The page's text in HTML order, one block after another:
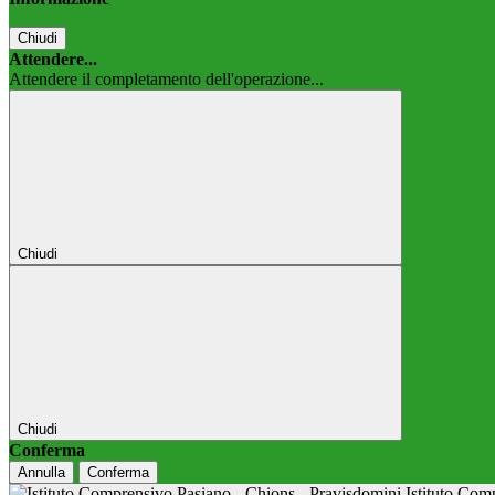
Chiudi
Attendere...
Attendere il completamento dell'operazione...
Chiudi
Chiudi
Conferma
Annulla Conferma